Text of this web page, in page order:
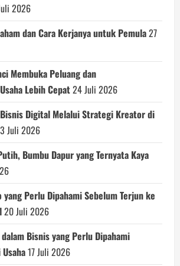
2026
dan Cara Kerjanya untuk Pemula27
Membuka Peluang dan
Lebih Cepat24 Juli 2026
Digital Melalui Strategi Kreator di
Juli 2026
Bumbu Dapur yang Ternyata Kaya
Perlu Dipahami Sebelum Terjun ke
20 Juli 2026
Bisnis yang Perlu Dipahami
17 Juli 2026